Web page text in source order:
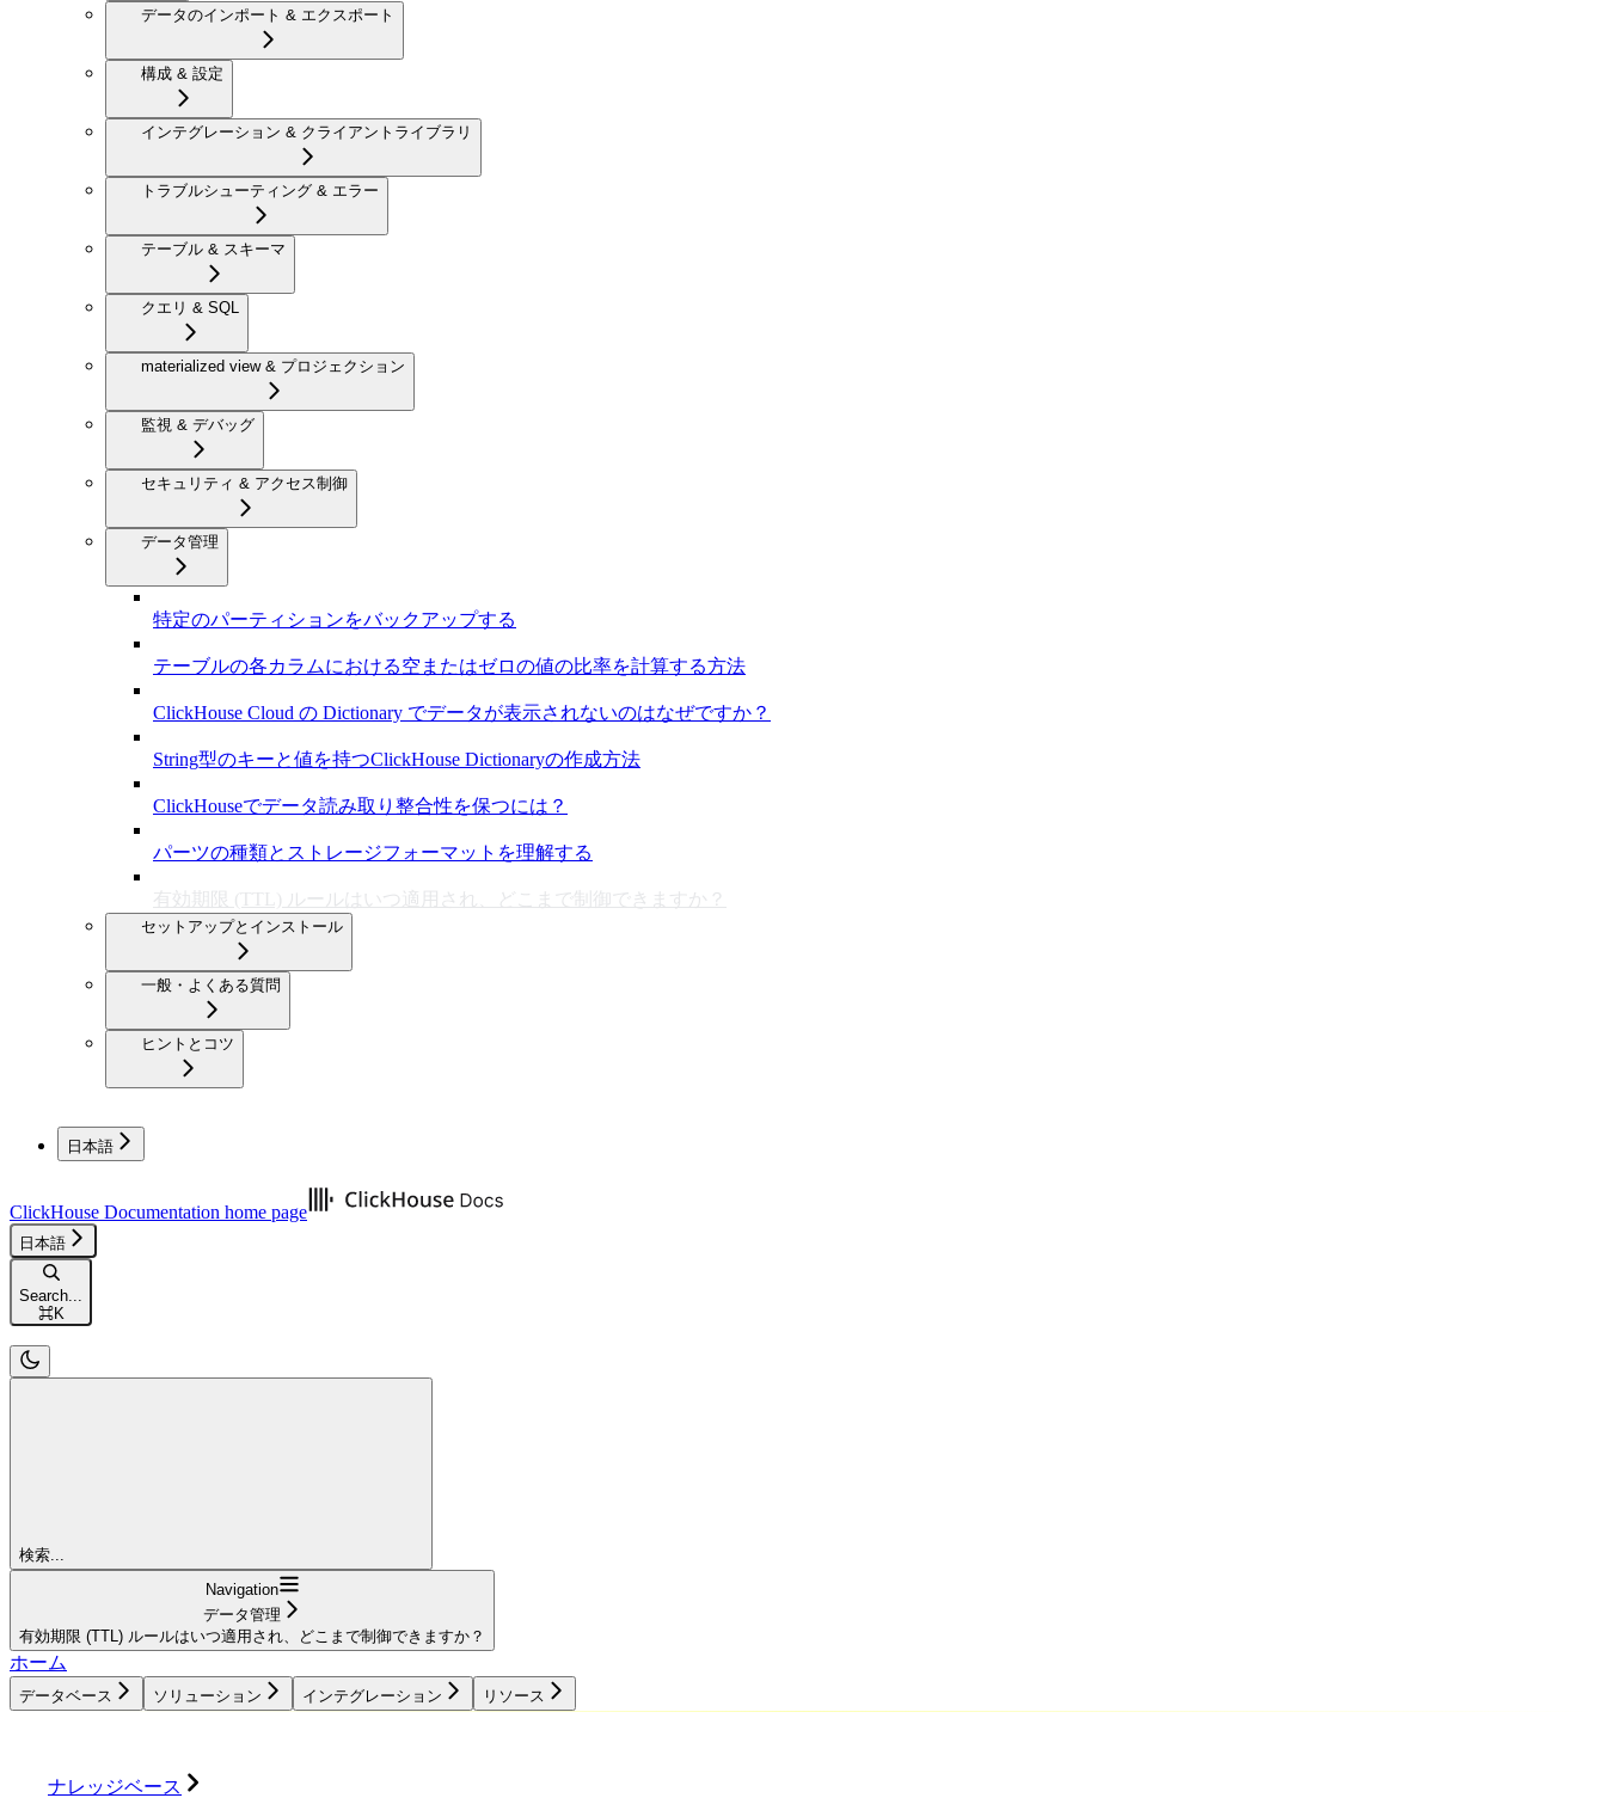
データのインポート & エクスポート
構成 & 設定
インテグレーション & クライアントライブラリ
トラブルシューティング & エラー
テーブル & スキーマ
クエリ & SQL
materialized view & プロジェクション
監視 & デバッグ
セキュリティ & アクセス制御
データ管理
特定のパーティションをバックアップする
テーブルの各カラムにおける空またはゼロの値の比率を計算する方法
ClickHouse Cloud の Dictionary でデータが表示されないのはなぜですか？
String型のキーと値を持つClickHouse Dictionaryの作成方法
ClickHouseでデータ読み取り整合性を保つには？
パーツの種類とストレージフォーマットを理解する
有効期限 (TTL) ルールはいつ適用され、どこまで制御できますか？
セットアップとインストール
一般・よくある質問
ヒントとコツ
日本語
ClickHouse Documentation home page
日本語
Search...
⌘K
検索...
Navigation
データ管理
有効期限 (TTL) ルールはいつ適用され、どこまで制御できますか？
ホーム
データベース ソリューション インテグレーション リソース
ナレッジベース